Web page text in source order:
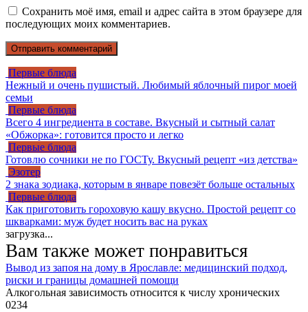
Сохранить моё имя, email и адрес сайта в этом браузере для
последующих моих комментариев.
Первые блюда
Нежный и очень пушистый. Любимый яблочный пирог моей
семьи
Первые блюда
Всего 4 ингредиента в составе. Вкусный и сытный салат
«Обжорка»: готовится просто и легко
Первые блюда
Готовлю сочники не по ГОСТу. Вкусный рецепт «из детства»
Эзотер
2 знака зодиака, которым в январе повезёт больше остальных
Первые блюда
Как приготовить гороховую кашу вкусно. Простой рецепт со
шкварками: муж будет носить вас на руках
загрузка...
Вам также может понравиться
Вывод из запоя на дому в Ярославле: медицинский подход,
риски и границы домашней помощи
Алкогольная зависимость относится к числу хронических
0234